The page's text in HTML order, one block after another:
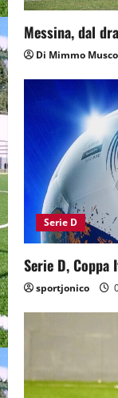
Messina, dal
Di Mimmo
Serie D
Serie D, Coppa
sportjonico